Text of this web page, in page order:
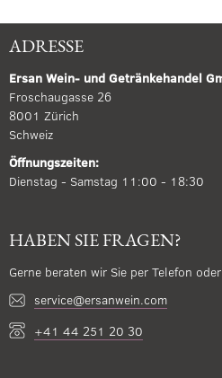
ADRESSE
Ersan Wein- und Getränkehandel
Froschaugasse 26
8001 Zürich
Schweiz
Öffnungszeiten:
Dienstag - Samstag 11:00 - 18:30
HABEN SIE FRAGEN?
Gerne beraten wir Sie per Telefon
service@ersanwein.com
+41 44 251 20 30